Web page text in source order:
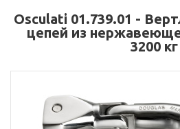
Osculati 01.739.01 -
цепей из
3200 кг